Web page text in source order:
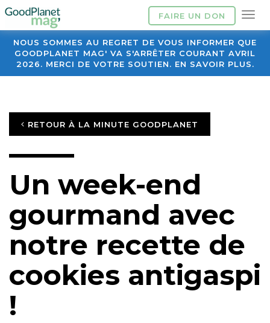
FAIRE UN DON
NOUS SOMMES AU REGRET DE VOUS INFORMER QUE
GOODPLANET MAG' VA S'ARRÊTER COURANT AVRIL
2026. MERCI DE VOTRE SOUTIEN. EN SAVOIR PLUS.
RETOUR À LA MINUTE GOODPLANET
Un week-end
gourmand avec
notre recette de
cookies antigaspi
!